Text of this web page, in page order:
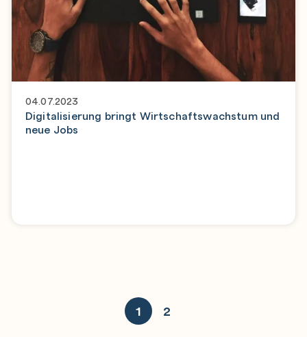
04.07.2023
Digitalisierung bringt Wirtschaftswachstum und
neue Jobs
1 2